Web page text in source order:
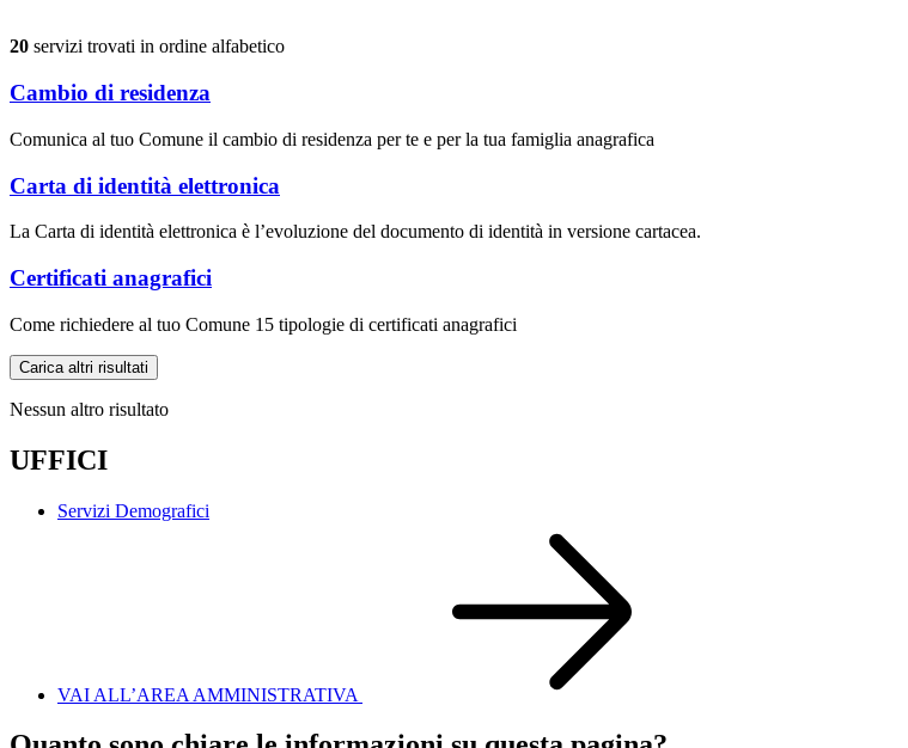
20 servizi trovati in ordine alfabetico
Cambio di residenza
Comunica al tuo Comune il cambio di residenza per te e per la tua famiglia anagrafica
Carta di identità elettronica
La Carta di identità elettronica è l’evoluzione del documento di identità in versione cartacea.
Certificati anagrafici
Come richiedere al tuo Comune 15 tipologie di certificati anagrafici
Carica altri risultati
Nessun altro risultato
UFFICI
Servizi Demografici
VAI ALL’AREA AMMINISTRATIVA